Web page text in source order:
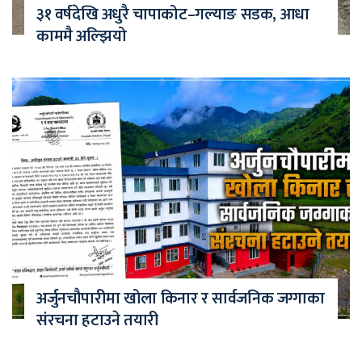
३१ वर्षदेखि अधुरै चापाकोट–गल्याङ सडक, आधा
काममै अल्झियो
अर्जुनचौपारीमा खोला किनार र सार्वजनिक जग्गाका
संरचना हटाउने तयारी